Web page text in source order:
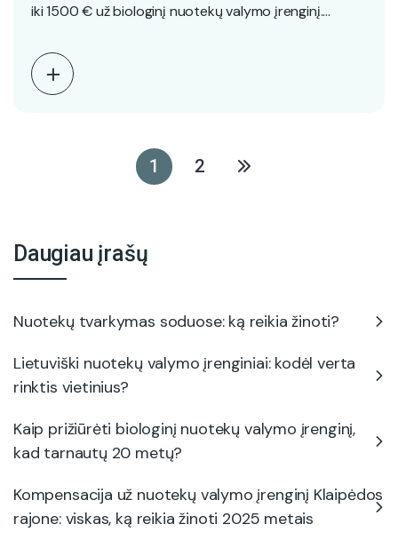
iki 1500 € už biologinį nuotekų valymo įrenginį.
1 2
Daugiau įrašų
Nuotekų tvarkymas soduose: ką reikia žinoti?
Lietuviški nuotekų valymo įrenginiai: kodėl verta
rinktis vietinius?
Kaip prižiūrėti biologinį nuotekų valymo įrenginį,
kad tarnautų 20 metų?
Kompensacija už nuotekų valymo įrenginį Klaipėdos
rajone: viskas, ką reikia žinoti 2025 metais